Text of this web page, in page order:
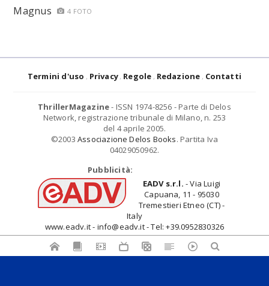
Magnus 4 FOTO
Termini d'uso Privacy Regole Redazione Contatti
ThrillerMagazine- ISSN 1974-8256 - Parte di Delos
Network, registrazione tribunale di Milano, n. 253
del 4 aprile 2005.
©2003 Associazione Delos Books. Partita Iva
04029050962.
Pubblicità:
EADV s.r.l. - Via Luigi
Capuana, 11 - 95030
Tremestieri Etneo (CT) -
Italy
www.eadv.it - info@eadv.it - Tel: +39.0952830326